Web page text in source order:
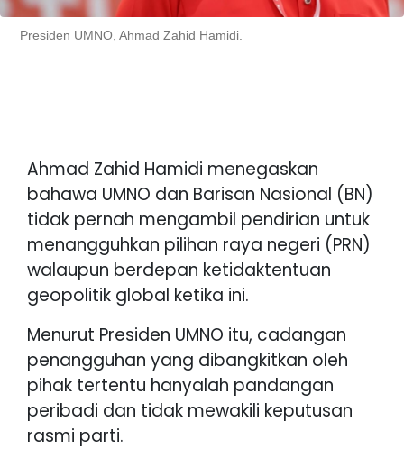
Presiden UMNO, Ahmad Zahid Hamidi.
Ahmad Zahid Hamidi menegaskan
bahawa UMNO dan Barisan Nasional (BN)
tidak pernah mengambil pendirian untuk
menangguhkan pilihan raya negeri (PRN)
walaupun berdepan ketidaktentuan
geopolitik global ketika ini.
Menurut Presiden UMNO itu, cadangan
penangguhan yang dibangkitkan oleh
pihak tertentu hanyalah pandangan
peribadi dan tidak mewakili keputusan
rasmi parti.